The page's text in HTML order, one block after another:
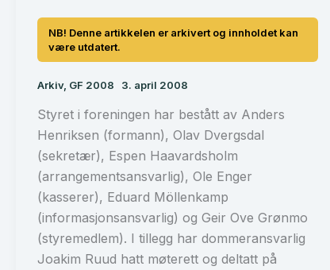
Arkiv, GF 2008 3. april 2008
Styret i foreningen har bestått av Anders
Henriksen (formann), Olav Dvergsdal
(sekretær), Espen Haavardsholm
(arrangementsansvarlig), Ole Enger
(kasserer), Eduard Möllеnkаmp
(informasjonsansvarlig) og Geir Ove Grønmo
(styremedlem). I tillegg har dommeransvarlig
Joakim Ruud hatt møterett og deltatt på